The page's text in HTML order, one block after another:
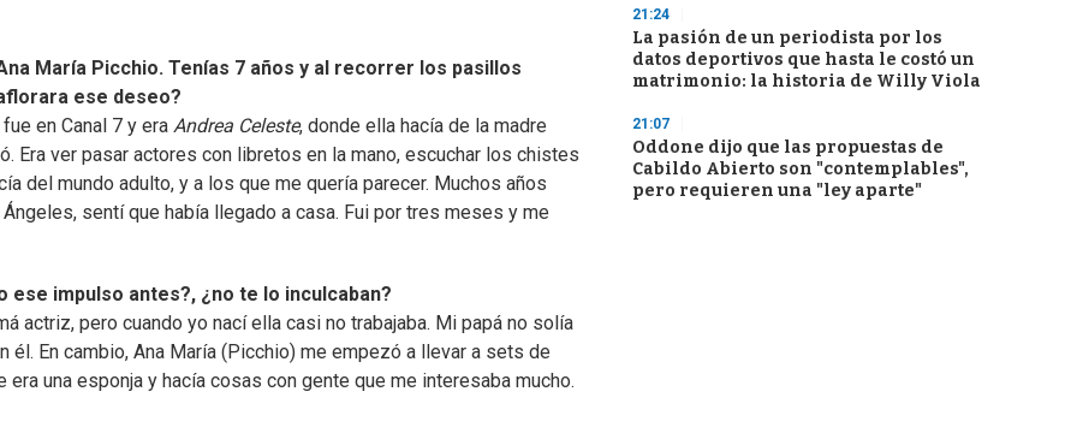
María Picchio. Tenías 7 años y al recorrer los pasillos
ese deseo?
en Canal 7 y era Andrea Celeste, donde ella hacía de la madre
Era ver pasar actores con libretos en la mano, escuchar los chistes
del mundo adulto, y a los que me quería parecer. Muchos años
sentí que había llegado a casa. Fui por tres meses y me
impulso antes?, ¿no te lo inculcaban?
actriz, pero cuando yo nací ella casi no trabajaba. Mi papá no solía
él. En cambio, Ana María (Picchio) me empezó a llevar a sets de
una esponja y hacía cosas con gente que me interesaba mucho.
21:24
La pasión de un periodista por los
datos deportivos que hasta le costó un
matrimonio: la historia de Willy Viola
21:07
Oddone dijo que las propuestas de
Cabildo Abierto son "contemplables",
pero requieren una "ley aparte"